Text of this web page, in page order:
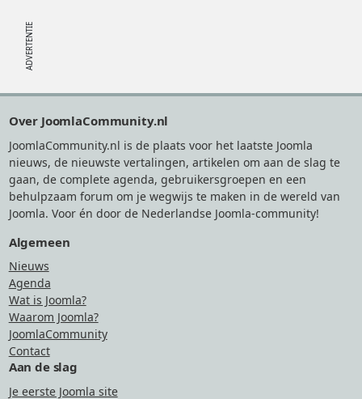
Over JoomlaCommunity.nl
JoomlaCommunity.nl is de plaats voor het laatste Joomla
nieuws, de nieuwste vertalingen, artikelen om aan de slag te
gaan, de complete agenda, gebruikersgroepen en een
behulpzaam forum om je wegwijs te maken in de wereld van
Joomla. Voor én door de Nederlandse Joomla-community!
Algemeen
Nieuws
Agenda
Wat is Joomla?
Waarom Joomla?
JoomlaCommunity
Contact
Aan de slag
Je eerste Joomla site